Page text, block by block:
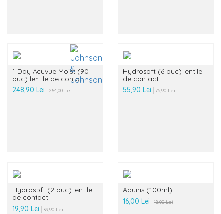
1 Day Acuvue Moist (90
buc) lentile de contact
248,90 Lei
264,00 Lei
Hydrosoft (6 buc) lentile
de contact
55,90 Lei
75,90 Lei
Hydrosoft (2 buc) lentile
de contact
19,90 Lei
39,90 Lei
Aquiris (100ml)
16,00 Lei
18,00 Lei